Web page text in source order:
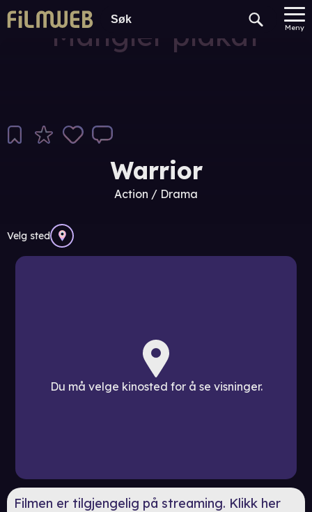
Meny
Mangler plakat
Warrior
Action / Drama
Velg sted
Du må velge kinosted for å se visninger.
Filmen er tilgjengelig på streaming. Klikk her